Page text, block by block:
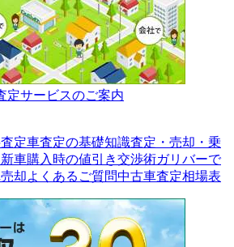
定サービスのご案内
定車査定の基礎知識査定・売却・乗
新車購入時の値引き交渉術ガリバーで
却よくあるご質問中古車査定相場表